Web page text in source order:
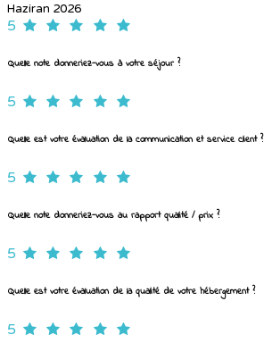
Haziran 2026
5
Quelle note donneriez-vous à votre séjour ?
5
Quelle est votre évaluation de la communication et service client ?
5
Quelle note donneriez-vous au rapport qualité / prix ?
5
Quelle est votre évaluation de la qualité de votre hébergement ?
5